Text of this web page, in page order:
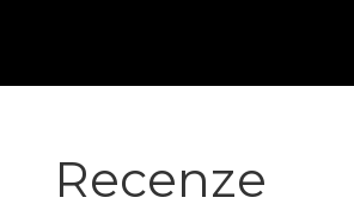
Recenze